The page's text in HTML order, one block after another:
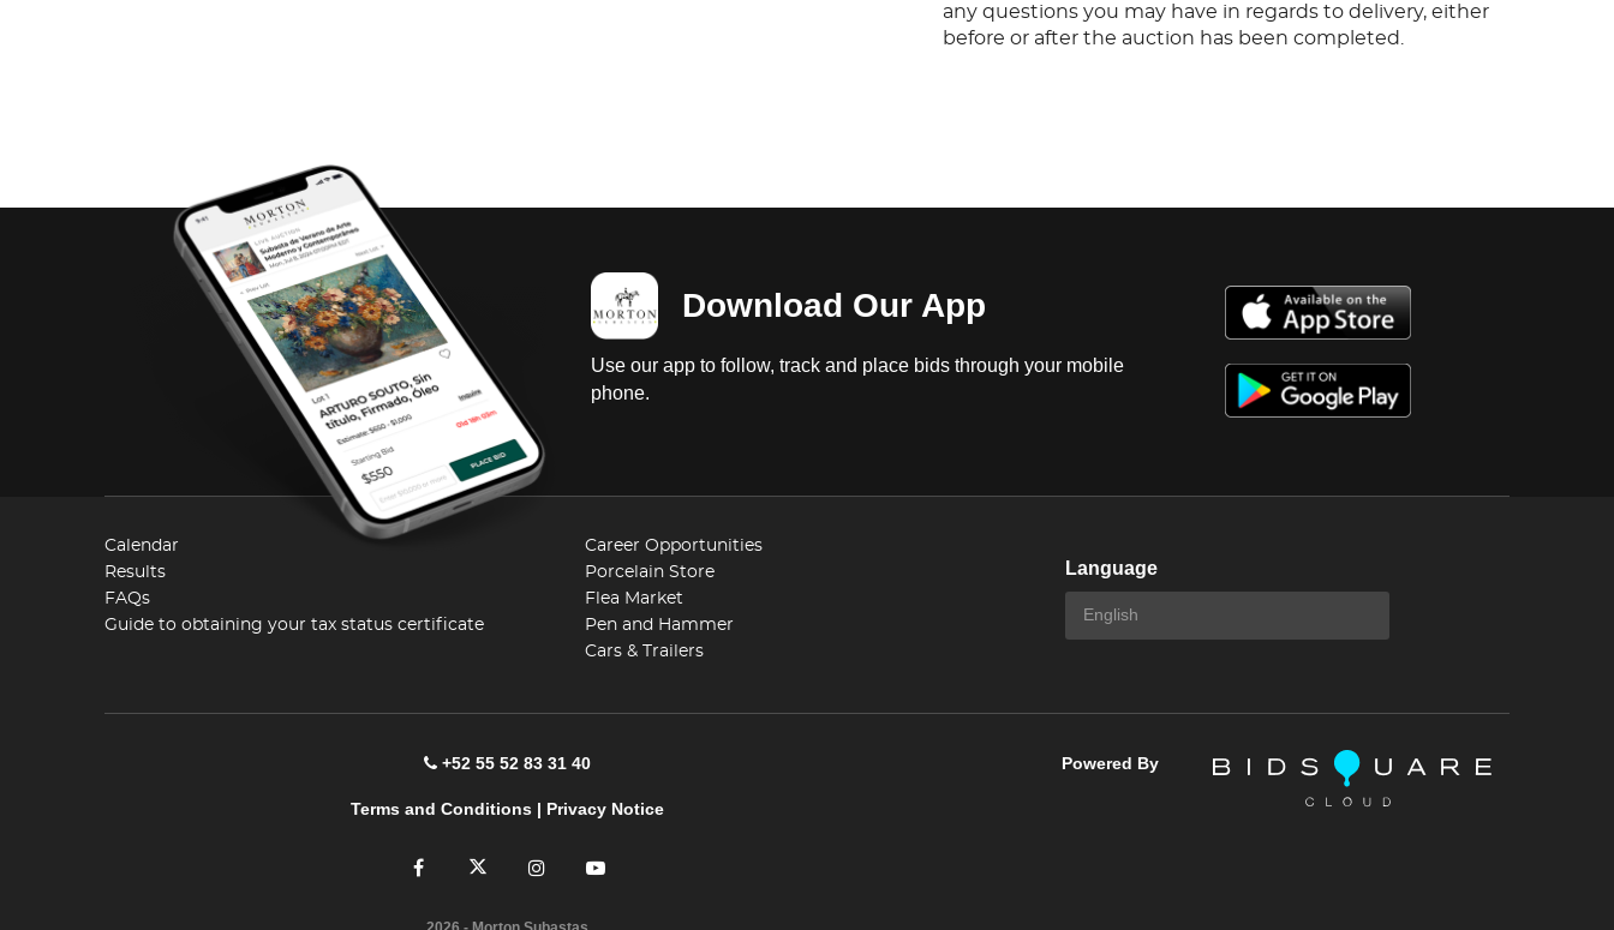
any questions you may have in regards to delivery, either
before or after the auction has been completed.
Download Our App
Use our app to follow, track and place bids through your mobile
phone.
Calendar
Results
FAQs
Guide to obtaining your tax status certificate
Career Opportunities
Porcelain Store
Flea Market
Pen and Hammer
Cars & Trailers
Language
+52 55 52 83 31 40
Terms and Conditions| Privacy Notice
Powered By